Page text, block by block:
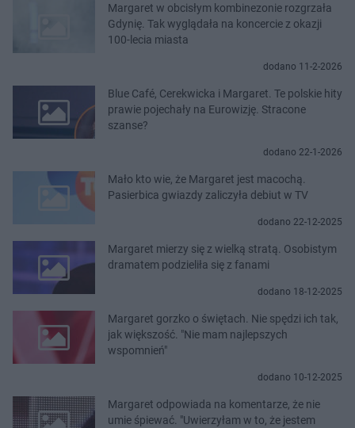
Margaret w obcisłym kombinezonie rozgrzała
Gdynię. Tak wyglądała na koncercie z okazji
100-lecia miasta
dodano 11-2-2026
Blue Café, Cerekwicka i Margaret. Te polskie hity
prawie pojechały na Eurowizję. Stracone
szanse?
dodano 22-1-2026
Mało kto wie, że Margaret jest macochą.
Pasierbica gwiazdy zaliczyła debiut w TV
dodano 22-12-2025
Margaret mierzy się z wielką stratą. Osobistym
dramatem podzieliła się z fanami
dodano 18-12-2025
Margaret gorzko o świętach. Nie spędzi ich tak,
jak większość. "Nie mam najlepszych
wspomnień"
dodano 10-12-2025
Margaret odpowiada na komentarze, że nie
umie śpiewać. "Uwierzyłam w to, że jestem